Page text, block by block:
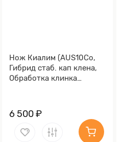
Нож Киалим (AUS10Co,
Гибрид стаб. кап клена,
Обработка клинка
6 500 ₽